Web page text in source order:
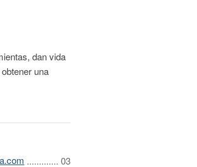
dan vida
una